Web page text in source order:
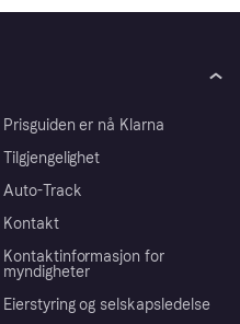
Prisguiden er nå Klarna
Tilgjengelighet
Auto-Track
Kontakt
Kontaktinformasjon for
myndigheter
Eierstyring og selskapsledelse